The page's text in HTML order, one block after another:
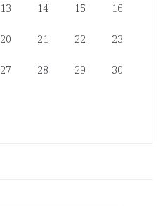
13 14 15 16
20 21 22 23
27 28 29 30